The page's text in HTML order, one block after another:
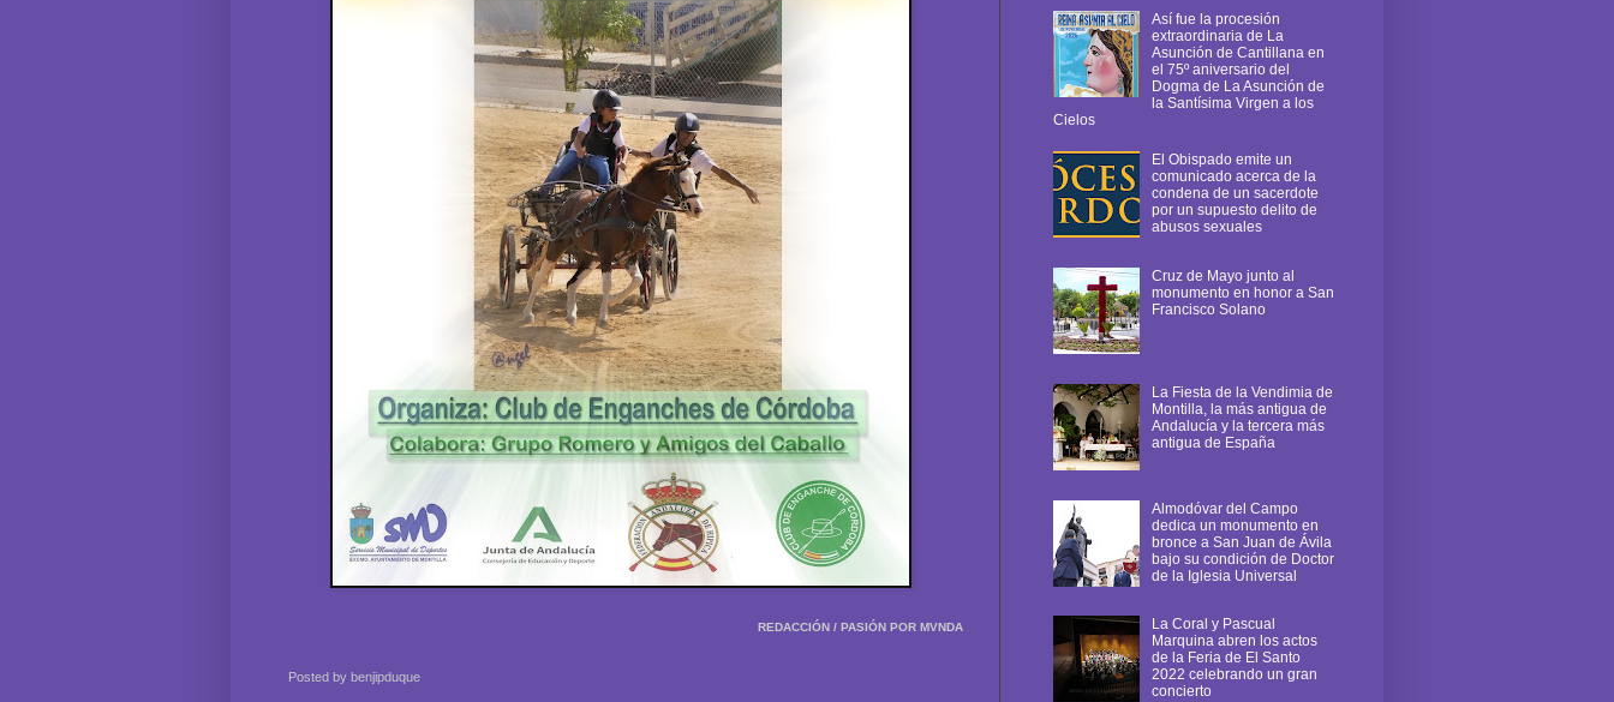
REDACCIÓN / PASIÓN POR MVNDA
Posted by benjipduque
Así fue la procesión
extraordinaria de La
Asunción de Cantillana en
el 75º aniversario del
Dogma de La Asunción de
la Santísima Virgen a los
Cielos
El Obispado emite un
comunicado acerca de la
condena de un sacerdote
por un supuesto delito de
abusos sexuales
Cruz de Mayo junto al
monumento en honor a San
Francisco Solano
La Fiesta de la Vendimia de
Montilla, la más antigua de
Andalucía y la tercera más
antigua de España
Almodóvar del Campo
dedica un monumento en
bronce a San Juan de Ávila
bajo su condición de Doctor
de la Iglesia Universal
La Coral y Pascual
Marquina abren los actos
de la Feria de El Santo
2022 celebrando un gran
concierto